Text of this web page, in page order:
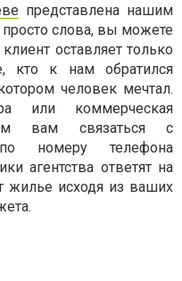
представлена нашим
просто слова, вы можете
оставляет только
кто к нам обратился
человек мечтал.
или коммерческая
вам связаться с
номеру телефона
агентства ответят на
жилье исходя из ваших